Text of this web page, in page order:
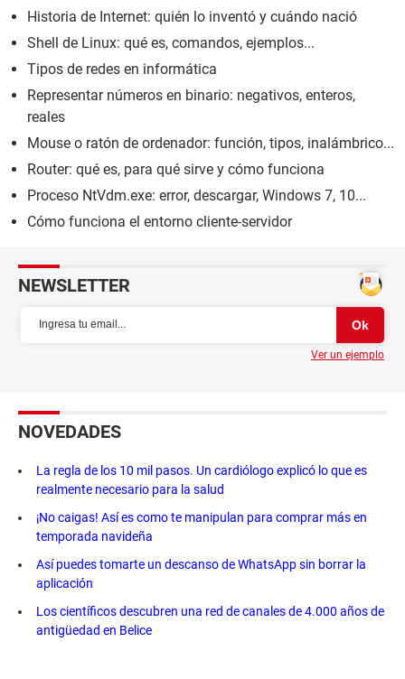
Historia de Internet: quién lo inventó y cuándo nació
Shell de Linux: qué es, comandos, ejemplos...
Tipos de redes en informática
Representar números en binario: negativos, enteros,
reales
Mouse o ratón de ordenador: función, tipos, inalámbrico...
Router: qué es, para qué sirve y cómo funciona
Proceso NtVdm.exe: error, descargar, Windows 7, 10...
Cómo funciona el entorno cliente-servidor
NEWSLETTER
Ver un ejemplo
NOVEDADES
La regla de los 10 mil pasos. Un cardiólogo explicó lo que es
realmente necesario para la salud
¡No caigas! Así es como te manipulan para comprar más en
temporada navideña
Así puedes tomarte un descanso de WhatsApp sin borrar la
aplicación
Los científicos descubren una red de canales de 4.000 años de
antigüedad en Belice